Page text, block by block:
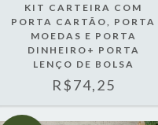
KIT CARTEIRA COM
PORTA CARTÃO, PORTA
MOEDAS E PORTA
DINHEIRO+ PORTA
LENÇO DE BOLSA
R$74,25